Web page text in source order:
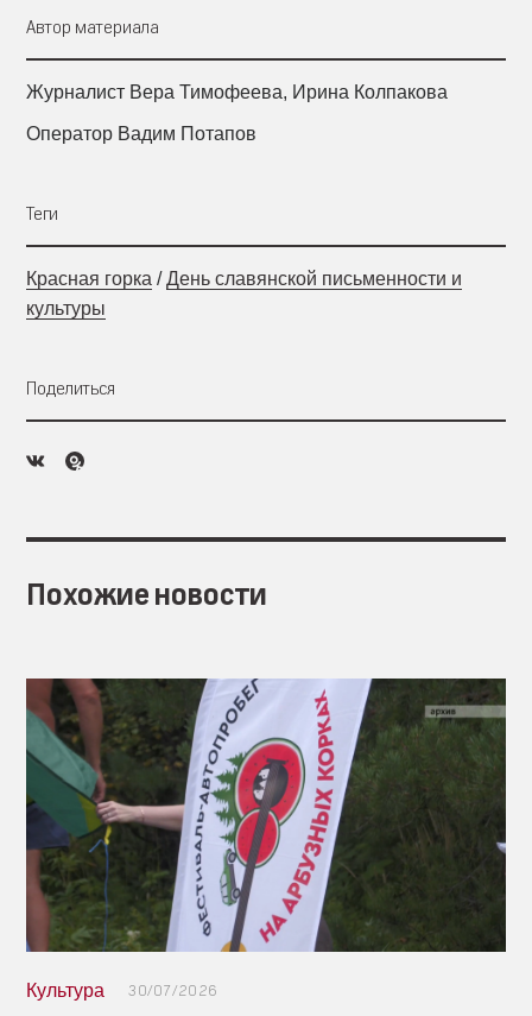
Автор материала
Журналист Вера Тимофеева, Ирина Колпакова
Оператор Вадим Потапов
Теги
Красная горка /День славянской письменности и
культуры
Поделиться
Похожие новости
Культура 30/07/2026